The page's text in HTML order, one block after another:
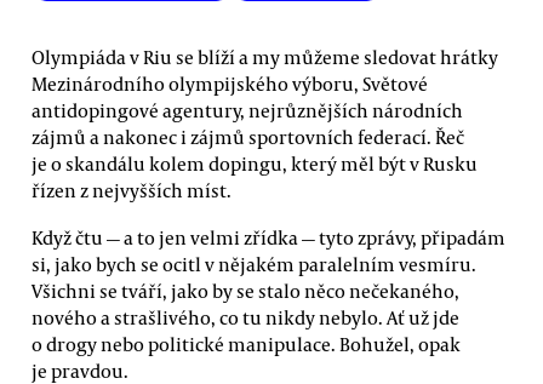
Olympiáda v Riu se blíží a my můžeme sledovat hrátky
Mezinárodního olympijského výboru, Světové
antidopingové agentury, nejrůznějších národních
zájmů a nakonec i zájmů sportovních federací. Řeč
je o skandálu kolem dopingu, který měl být v Rusku
řízen z nejvyšších míst.
Když čtu — a to jen velmi zřídka — tyto zprávy, připadám
si, jako bych se ocitl v nějakém paralelním vesmíru.
Všichni se tváří, jako by se stalo něco nečekaného,
nového a strašlivého, co tu nikdy nebylo. Ať už jde
o drogy nebo politické manipulace. Bohužel, opak
je pravdou.